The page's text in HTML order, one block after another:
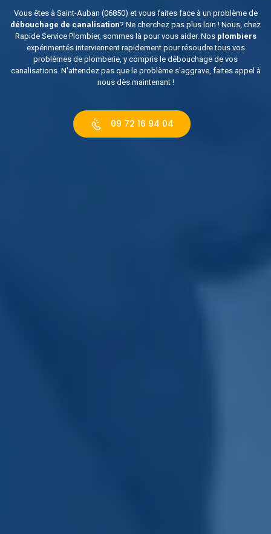
Vous êtes à Saint-Auban (06850) et vous faites face à un problème de
débouchage de canalisation? Ne cherchez pas plus loin ! Nous, chez
Rapide Service Plombier, sommes là pour vous aider. Nos plombiers
expérimentés interviennent rapidement pour résoudre tous vos
problèmes de plomberie, y compris le débouchage de vos
canalisations. N'attendez pas que le problème s'aggrave, faites appel à
nous dès maintenant !
09 72 16 94 04